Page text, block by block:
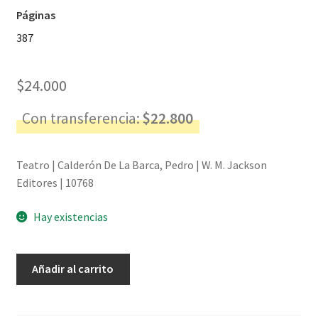
Páginas
387
$24.000
Con transferencia:$22.800
Teatro | Calderón De La Barca, Pedro | W. M. Jackson
Editores | 10768
Hay existencias
Añadir al carrito